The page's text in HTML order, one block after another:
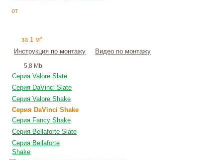
от
за 1 м²
Инструкция по монтажу
5,8 Mb
Видео по монтажу
Серия Valore Slate
Серия DaVinci Slate
Серия Valore Shake
Серия DaVinci Shake
Серия Fancy Shake
Серия Bellaforte Slate
Серия Bellaforte
Shake